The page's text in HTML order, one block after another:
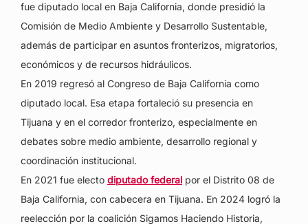
fue diputado local en Baja California, donde presidió la
Comisión de Medio Ambiente y Desarrollo Sustentable,
además de participar en asuntos fronterizos, migratorios,
económicos y de recursos hidráulicos.
En 2019 regresó al Congreso de Baja California como
diputado local. Esa etapa fortaleció su presencia en
Tijuana y en el corredor fronterizo, especialmente en
debates sobre medio ambiente, desarrollo regional y
coordinación institucional.
En 2021 fue electo diputado federal por el Distrito 08 de
Baja California, con cabecera en Tijuana. En 2024 logró la
reelección por la coalición Sigamos Haciendo Historia,